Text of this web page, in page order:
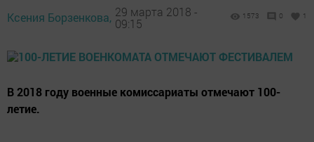
Ксения Борзенкова, 29 марта 2018 -
09:15
1573 0 1
В 2018 году военные комиссариаты отмечают 100-
летие.